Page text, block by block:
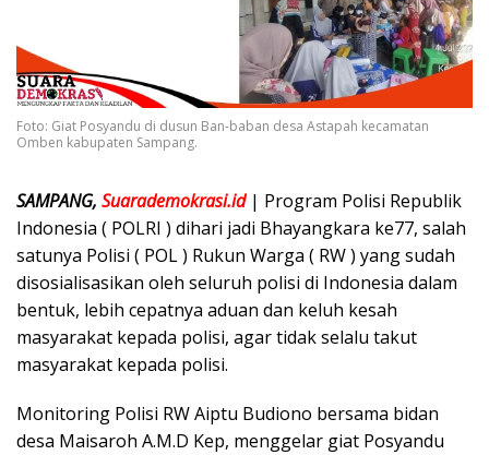
Foto: Giat Posyandu di dusun Ban-baban desa Astapah kecamatan
Omben kabupaten Sampang.
SAMPANG, Suarademokrasi.id| Program Polisi Republik
Indonesia ( POLRI ) dihari jadi Bhayangkara ke77, salah
satunya Polisi ( POL ) Rukun Warga ( RW ) yang sudah
disosialisasikan oleh seluruh polisi di Indonesia dalam
bentuk, lebih cepatnya aduan dan keluh kesah
masyarakat kepada polisi, agar tidak selalu takut
masyarakat kepada polisi.
Monitoring Polisi RW Aiptu Budiono bersama bidan
desa Maisaroh A.M.D Kep, menggelar giat Posyandu